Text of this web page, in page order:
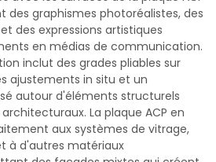
graphismes photoréalistes, des
des expressions artistiques
en médias de communication.
inclut des grades pliables sur
ajustements in situ et un
autour d'éléments structurels
La plaque ACP en
aux systèmes de vitrage,
à d'autres matériaux